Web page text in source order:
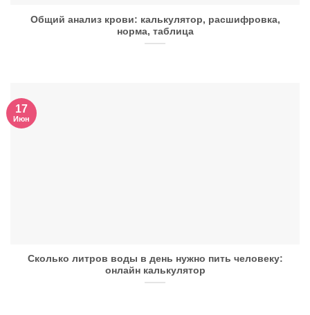
Общий анализ крови: калькулятор, расшифровка,
норма, таблица
Сколько литров воды в день нужно пить человеку:
онлайн калькулятор
17
Июн